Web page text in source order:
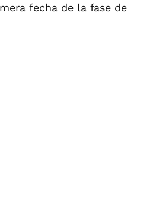
fecha de la fase de